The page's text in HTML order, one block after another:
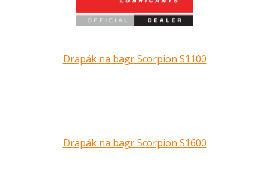
Drapák na bagr Scorpion S1100
Drapák na bagr Scorpion S1600